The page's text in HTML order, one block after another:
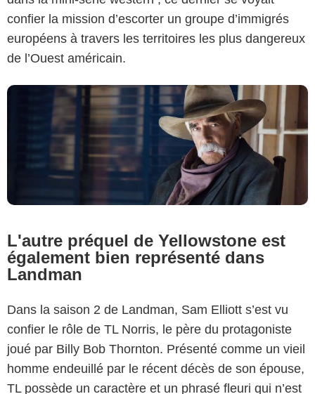
confier la mission d’escorter un groupe d’immigrés
européens à travers les territoires les plus dangereux
de l’Ouest américain.
L'autre préquel de Yellowstone est
également bien représenté dans
Landman
Dans la saison 2 de Landman, Sam Elliott s’est vu
confier le rôle de TL Norris, le père du protagoniste
joué par Billy Bob Thornton. Présenté comme un vieil
homme endeuillé par le récent décès de son épouse,
TL possède un caractère et un phrasé fleuri qui n’est